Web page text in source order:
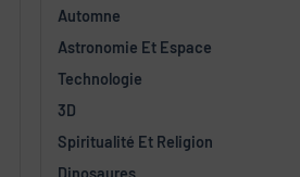
Automne
Astronomie Et Espace
Technologie
3D
Spiritualité Et Religion
Dinosaures